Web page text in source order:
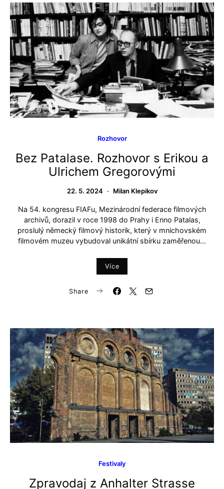
Rozhovor
Bez Patalase. Rozhovor s Erikou a
Ulrichem Gregorovými
22. 5. 2024 Milan Klepikov
Na 54. kongresu FIAFu, Mezinárodní federace filmových
archivů, dorazil v roce 1998 do Prahy i Enno Patalas,
proslulý německý filmový historik, který v mnichovském
filmovém muzeu vybudoval unikátní sbírku zaměřenou…
Více
Share
Festivaly
Zpravodaj z Anhalter Strasse